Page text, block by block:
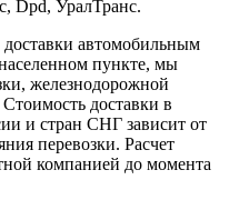
Dpd, УралТранс.
доставки автомобильным
пункте, мы
железнодорожной
доставки в
и стран СНГ зависит от
перевозки. Расчет
компанией до момента